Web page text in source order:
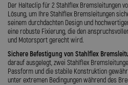
Der Halteclip für 2 Stahlflex Bremsleitungen
Lösung, um Ihre Stahlflex Bremsleitungen
seinem durchdachten Design und
eine robuste Fixierung, die den
und Motorsport gerecht wird.
Sichere Befestigung von Stahlflex
darauf ausgelegt, zwei Stahlflex
Passform und die stabile Konstruktion
unter extremen Bedingungen während des